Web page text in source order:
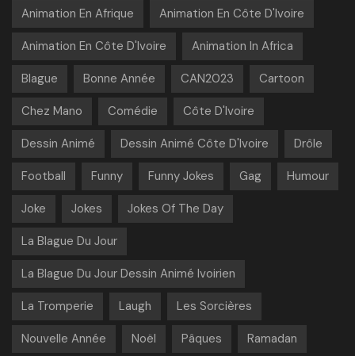
Animation En Afrique Animation En Côte D'Ivoire
Animation En Côte D'Ivoire Animation In Africa
Blague Bonne Année CAN2023 Cartoon
Chez Mano Comédie Côte D'Ivoire
Dessin Animé Dessin Animé Côte D'Ivoire Drôle
Football Funny Funny Jokes Gag Humour
Joke Jokes Jokes Of The Day
La Blague Du Jour
La Blague Du Jour Dessin Animé Ivoirien
La Tromperie Laugh Les Sorcières
Nouvelle Année Noël Pâques Ramadan